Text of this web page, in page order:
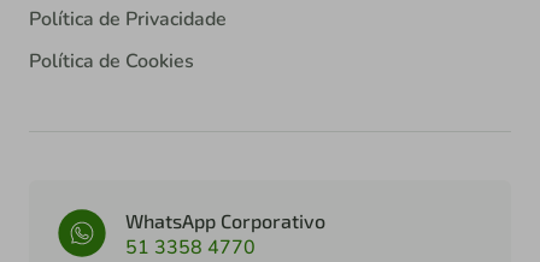
Política de Privacidade
Política de Cookies
WhatsApp Corporativo
51 3358 4770